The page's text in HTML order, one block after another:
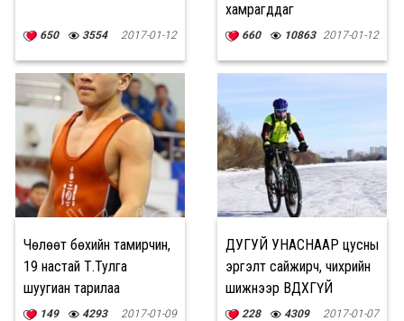
650 3554 2017-01-12
хамрагддаг
660 10863 2017-01-12
Чөлөөт бөхийн тамирчин,
19 настай Т.Тулга
шуугиан тарилаа
149 4293 2017-01-09
ДУГУЙ УНАСНААР цусны
эргэлт сайжирч, чихрийн
шижнээр ӨВДӨХГҮЙ
228 4309 2017-01-07